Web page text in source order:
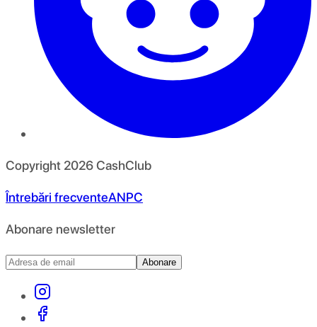
Copyright 2026CashClub
Întrebări frecventeANPC
Abonare newsletter
Abonare